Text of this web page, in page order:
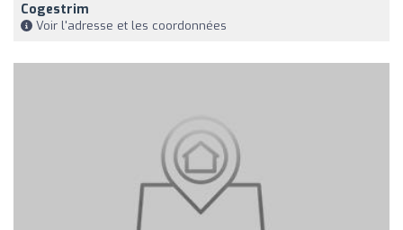
Cogestrim
Voir l'adresse et les coordonnées